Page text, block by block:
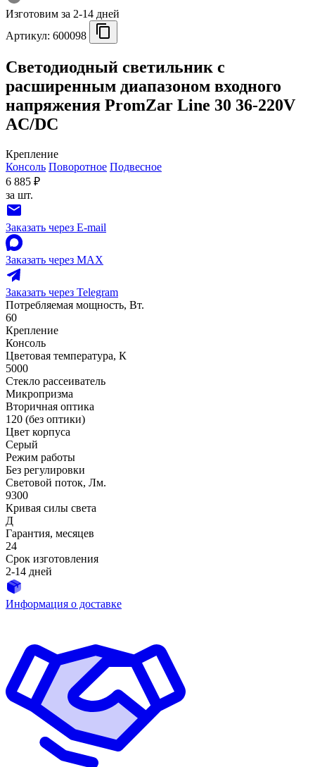
Изготовим за 2-14 дней
Артикул: 600098
Светодиодный светильник с
расширенным диапазоном входного
напряжения PromZar Line 30 36-220V
AC/DC
Крепление
Консоль Поворотное Подвесное
6 885 ₽
за шт.
Заказать через E-mail
Заказать через MAX
Заказать через Telegram
Потребляемая мощность, Вт.
60
Крепление
Консоль
Цветовая температура, К
5000
Стекло рассеиватель
Микропризма
Вторичная оптика
120 (без оптики)
Цвет корпуса
Серый
Режим работы
Без регулировки
Световой поток, Лм.
9300
Кривая силы света
Д
Гарантия, месяцев
24
Срок изготовления
2-14 дней
Информация о доставке